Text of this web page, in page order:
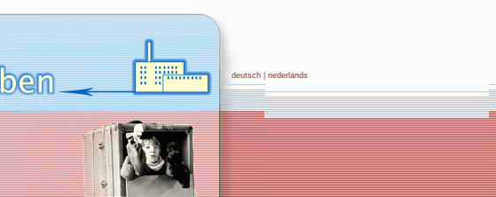
deutsch nederlands